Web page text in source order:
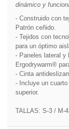
dinámico y
- Construido con
Patrón ceñido.
- Tejidos con
para un óptimo
- Paneles lateral y
Ergodrywarm®
- Cinta
- Incluye un
superior.
TALLAS: S-3 / M-